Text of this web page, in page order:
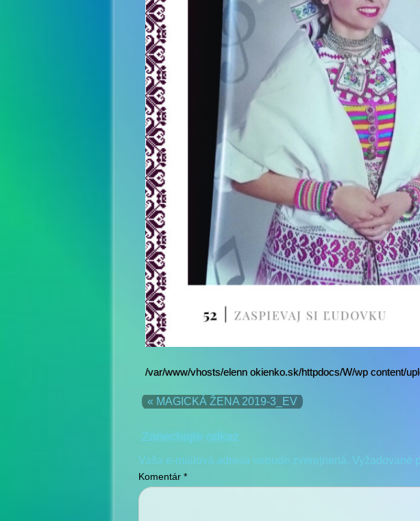
/var/www/vhosts/elenn okienko.sk/httpdocs/W/wp content/
« MAGICKÁ ŽENA 2019-3_EV
Zanechajte odkaz
Vaša e-mailová adresa nebude zverejnená. Vyžadované
Komentár *